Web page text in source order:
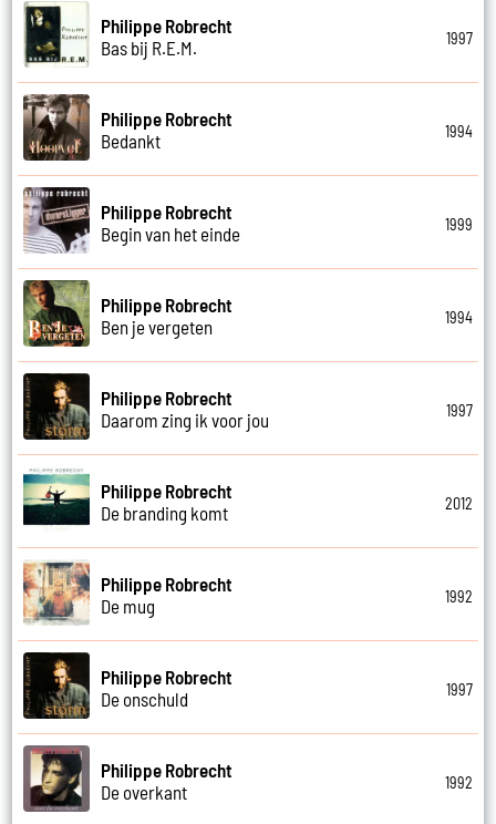
Philippe Robrecht
Bas bij R.E.M.
1997
Philippe Robrecht
Bedankt
1994
Philippe Robrecht
Begin van het einde
1999
Philippe Robrecht
Ben je vergeten
1994
Philippe Robrecht
Daarom zing ik voor jou
1997
Philippe Robrecht
De branding komt
2012
Philippe Robrecht
De mug
1992
Philippe Robrecht
De onschuld
1997
Philippe Robrecht
De overkant
1992